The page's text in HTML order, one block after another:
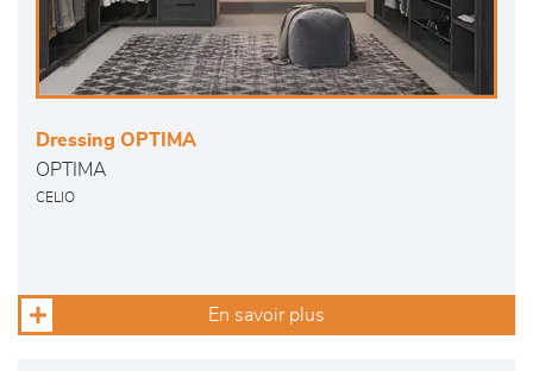
Dressing OPTIMA
OPTIMA
CELIO
En savoir plus